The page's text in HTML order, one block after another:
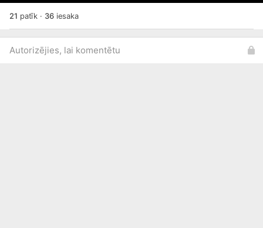
21 patīk · 36iesaka
Autorizējies, lai komentētu